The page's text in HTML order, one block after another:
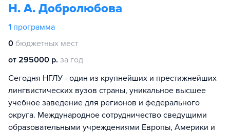
Н. А. Добролюбова
1 программа
0 бюджетных мест
от 295000 р. за год
Сегодня НГЛУ - один из крупнейших и престижнейших
лингвистических вузов страны, уникальное высшее
учебное заведение для регионов и федерального
округа. Международное сотрудничество сведущими
образовательными учреждениями Европы, Америки и